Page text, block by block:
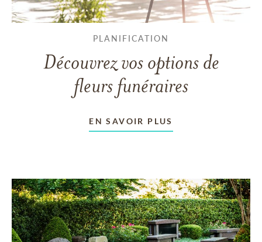
PLANIFICATION
Découvrez vos options de
fleurs funéraires
EN SAVOIR PLUS